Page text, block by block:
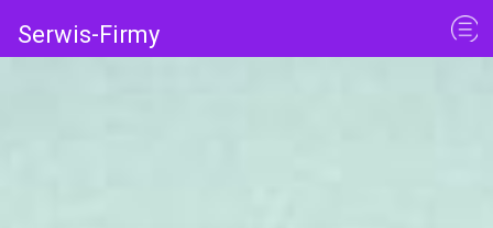
Serwis-Firmy